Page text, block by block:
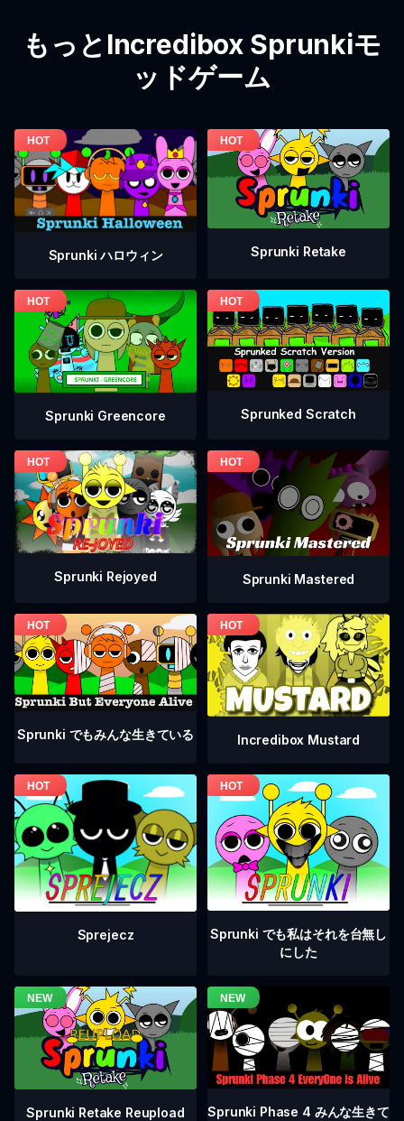
もっとIncredibox Sprunkiモ
ッドゲーム
Sprunki ハロウィン Sprunki Retake
Sprunki Greencore Sprunked Scratch
Sprunki Rejoyed Sprunki Mastered
Sprunki でもみんな生きている Incredibox Mustard
Sprejecz
Sprunki でも私はそれを台無し
にした
Sprunki Retake Reupload
Sprunki Phase 4 みんな生きて